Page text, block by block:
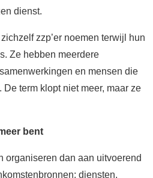
dienst.
zzp’er noemen terwijl hun
Ze hebben meerdere
en mensen die
term klopt niet meer, maar ze
bent
organiseren dan aan uitvoerend
diensten,